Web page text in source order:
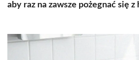
aby raz na zawsze pożegnać się